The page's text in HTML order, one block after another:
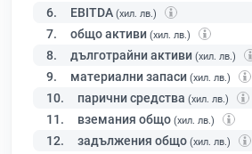
6. EBITDA (хил. лв.)
7. общо активи (хил. лв.)
8. дълготрайни активи (хил. лв.)
9. материални запаси (хил. лв.)
10. парични средства (хил. лв.)
11. вземания общо (хил. лв.)
12. задължения общо (хил. лв.)